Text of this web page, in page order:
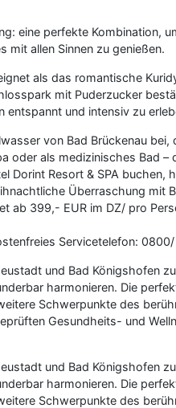
eine perfekte Kombination,
mit allen Sinnen zu genießen.
als das romantische
mit Puderzucker
entspannt und intensiv zu
von Bad Brückenau
oder als medizinisches Bad
Resort & SPA
Überraschung
399,- EUR im DZ/ pro
Servicetelefon:
und Bad Königshofen
harmonieren. Die
Schwerpunkte des
Gesundheits- und
und Bad Königshofen
harmonieren. Die
Schwerpunkte des